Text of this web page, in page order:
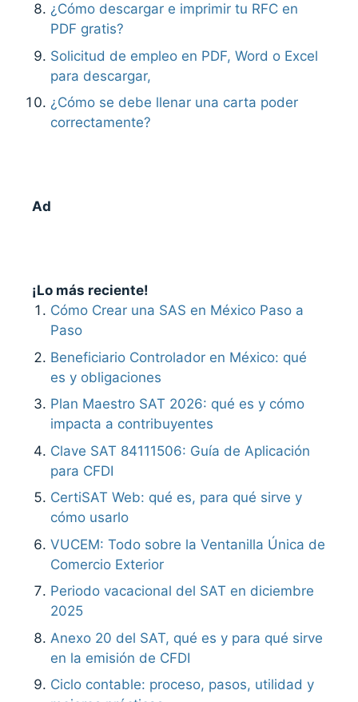
¿Cómo descargar e imprimir tu RFC en
PDF gratis?
Solicitud de empleo en PDF, Word o Excel
para descargar,
¿Cómo se debe llenar una carta poder
correctamente?
Ad
¡Lo más reciente!
Cómo Crear una SAS en México Paso a
Paso
Beneficiario Controlador en México: qué
es y obligaciones
Plan Maestro SAT 2026: qué es y cómo
impacta a contribuyentes
Clave SAT 84111506: Guía de Aplicación
para CFDI
CertiSAT Web: qué es, para qué sirve y
cómo usarlo
VUCEM: Todo sobre la Ventanilla Única de
Comercio Exterior
Periodo vacacional del SAT en diciembre
2025
Anexo 20 del SAT, qué es y para qué sirve
en la emisión de CFDI
Ciclo contable: proceso, pasos, utilidad y